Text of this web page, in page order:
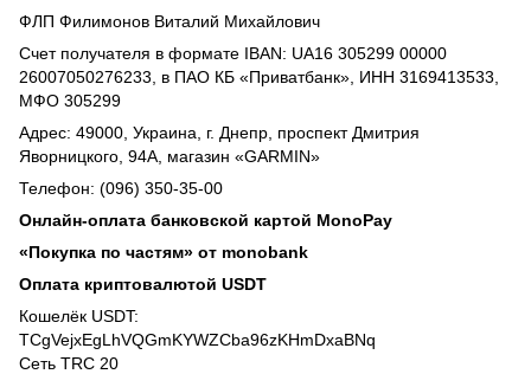
ФЛП Филимонов Виталий Михайлович
Счет получателя в формате IBAN: UA16 305299 00000
26007050276233, в ПАО КБ «Приватбанк», ИНН 3169413533,
МФО 305299
Адрес: 49000, Украина, г. Днепр, проспект Дмитрия
Яворницкого, 94А, магазин «GARMIN»
Телефон: (096) 350-35-00
Онлайн-оплата банковской картой MonoPay
«Покупка по частям» от monobank
Оплата криптовалютой USDT
Кошелёк USDT:
TCgVejxEgLhVQGmKYWZCba96zKHmDxaBNq
Сеть TRC 20